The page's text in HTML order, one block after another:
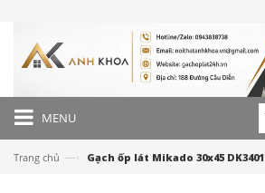
MENU
Trang chủ —› Gạch ốp lát Mikado 30x45 DK3401